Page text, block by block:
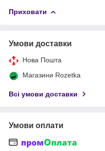
Приховати
Умови доставки
Нова Пошта
Магазини Rozetka
Всі умови доставки
Умови оплати